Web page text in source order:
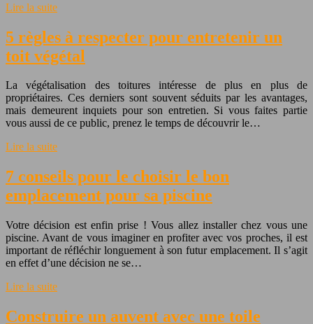
Lire la suite
5 règles à respecter pour entretenir un
toit végétal
La végétalisation des toitures intéresse de plus en plus de
propriétaires. Ces derniers sont souvent séduits par les avantages,
mais demeurent inquiets pour son entretien. Si vous faites partie
vous aussi de ce public, prenez le temps de découvrir le…
Lire la suite
7 conseils pour le choisir le bon
emplacement pour sa piscine
Votre décision est enfin prise ! Vous allez installer chez vous une
piscine. Avant de vous imaginer en profiter avec vos proches, il est
important de réfléchir longuement à son futur emplacement. Il s’agit
en effet d’une décision ne se…
Lire la suite
Construire un auvent avec une toile